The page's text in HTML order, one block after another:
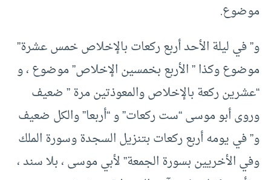
موضوع.
و” في ليلة الأحد أربع ركعات بالإخلاص خمس عشرة”
موضوع وكذا ” الأربع بخمسين الإخلاص” موضوع ، و
“عشرين ركعة بالإخلاص والمعوذتين مرة ” ضعيف
وروى أبو موسى “ست ركعات” و “أربعا” والكل ضعيف
و” في يومه أربع ركعات بتنزيل السجدة وسورة الملك
وفي الأخريين بسورة الجمعة” لأبي موسى ، بلا سند ،